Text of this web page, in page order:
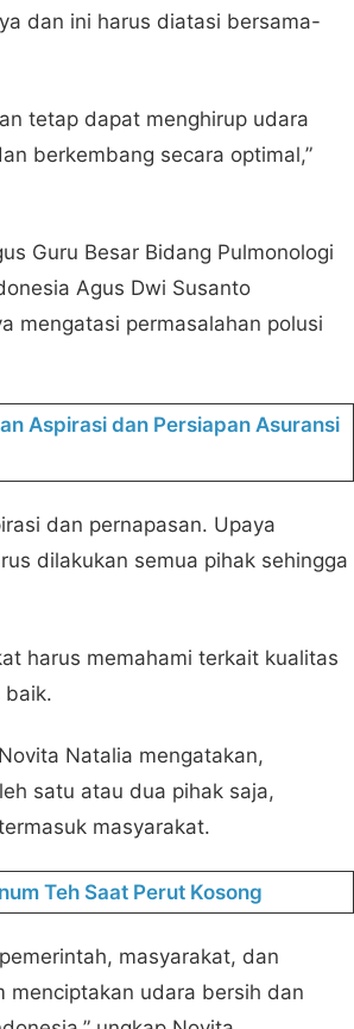
dan ini harus diatasi bersama-
tetap dapat menghirup udara
berkembang secara optimal,”
Guru Besar Bidang Pulmonologi
Agus Dwi Susanto
mengatasi permasalahan polusi
Aspirasi dan Persiapan Asuransi
dan pernapasan. Upaya
dilakukan semua pihak sehingga
harus memahami terkait kualitas
baik.
Natalia mengatakan,
satu atau dua pihak saja,
masyarakat.
Teh Saat Perut Kosong
masyarakat, dan
menciptakan udara bersih dan